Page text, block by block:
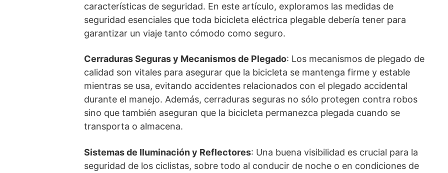
características de seguridad. En este artículo, exploramos las medidas de
seguridad esenciales que toda bicicleta eléctrica plegable debería tener para
garantizar un viaje tanto cómodo como seguro.
Cerraduras Seguras y Mecanismos de Plegado: Los mecanismos de plegado de
calidad son vitales para asegurar que la bicicleta se mantenga firme y estable
mientras se usa, evitando accidentes relacionados con el plegado accidental
durante el manejo. Además, cerraduras seguras no sólo protegen contra robos
sino que también aseguran que la bicicleta permanezca plegada cuando se
transporta o almacena.
Sistemas de Iluminación y Reflectores: Una buena visibilidad es crucial para la
seguridad de los ciclistas, sobre todo al conducir de noche o en condiciones de